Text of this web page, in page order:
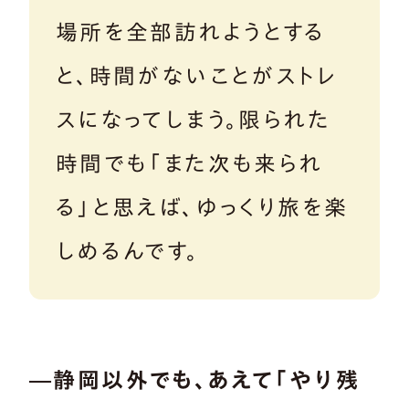
場所を全部訪れようとする
と、時間がないことがストレ
スになってしまう。限られた
時間でも「また次も来られ
る」と思えば、ゆっくり旅を楽
しめるんです。
―静岡以外でも、あえて「やり残